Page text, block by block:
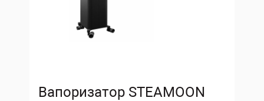
Вапоризатор STEAMOON